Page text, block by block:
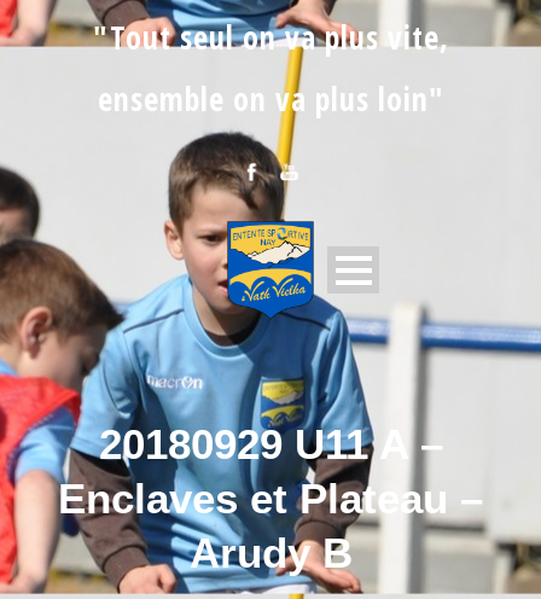
"Tout seul on va plus vite,
ensemble on va plus loin"
20180929 U11 A –
Enclaves et Plateau –
Arudy B